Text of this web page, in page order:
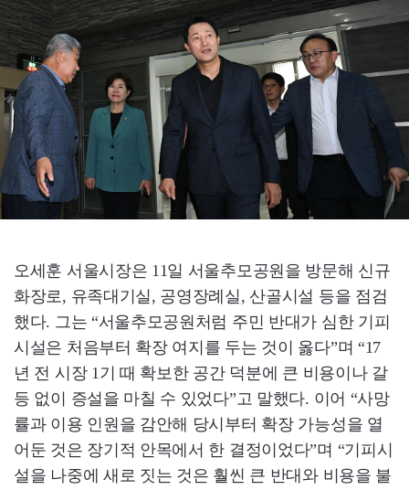
오세훈 서울시장은 11일 서울추모공원을 방문해 신규
화장로, 유족대기실, 공영장례실, 산골시설 등을 점검
했다. 그는 “서울추모공원처럼 주민 반대가 심한 기피
시설은 처음부터 확장 여지를 두는 것이 옳다”며 “17
년 전 시장 1기 때 확보한 공간 덕분에 큰 비용이나 갈
등 없이 증설을 마칠 수 있었다”고 말했다. 이어 “사망
률과 이용 인원을 감안해 당시부터 확장 가능성을 열
어둔 것은 장기적 안목에서 한 결정이었다”며 “기피시
설을 나중에 새로 짓는 것은 훨씬 큰 반대와 비용을 불